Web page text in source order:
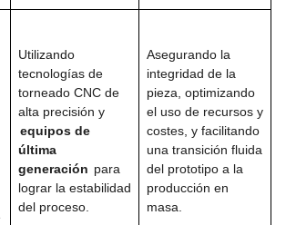
Utilizando
tecnologías de
torneado CNC de
alta precisión y
equipos de
última
generación para
lograr la estabilidad
del proceso.
Asegurando la
integridad de la
pieza, optimizando
el uso de recursos y
costes, y facilitando
una transición fluida
del prototipo a la
producción en
masa.